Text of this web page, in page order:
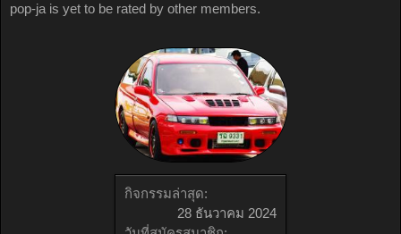
กิจกรรมล่าสุด:
28 ธันวาคม 2024
pop-ja is yet to be rated by other members.